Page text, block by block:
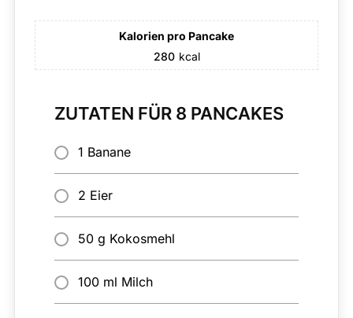
Kalorien pro Pancake
280 kcal
ZUTATEN FÜR 8 PANCAKES
1 Banane
2 Eier
50 g Kokosmehl
100 ml Milch